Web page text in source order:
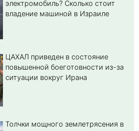
электромобиль? Cколько стоит
владение машиной в Израиле
ЦАХАЛ приведен в состояние
повышенной боеготовности из-за
ситуации вокруг Ирана
Толчки мощного землетрясения в